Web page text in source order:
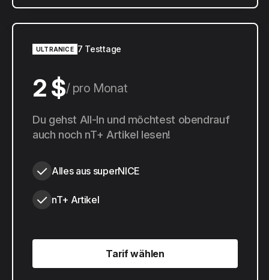
ULTRANICE 7 Testtage
2 $ pro Monat
20 $ pro Jahr
Du gehst All-In und möchtest obendrauf
auch noch nT+ Artikel lesen!
Alles aus superNICE
nT+ Artikel
Tarif wählen
Tarif wählen